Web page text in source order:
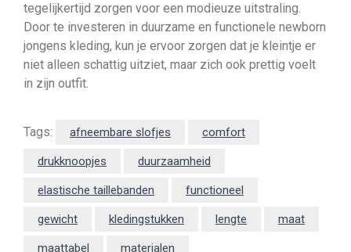
tegelijkertijd zorgen voor een modieuze uitstraling.
Door te investeren in duurzame en functionele newborn
jongens kleding, kun je ervoor zorgen dat je kleintje er
niet alleen schattig uitziet, maar zich ook prettig voelt
in zijn outfit.
Tags: afneembare slofjes comfort
drukknoopjes duurzaamheid
elastische taillebanden functioneel
gewicht kledingstukken lengte maat
maattabel materialen